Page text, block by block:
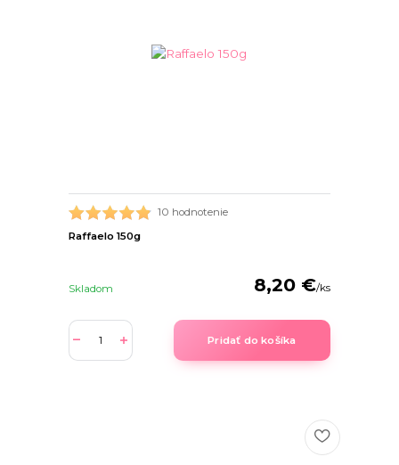
10 hodnotenie
Raffaelo 150g
8,20 €/ks
Skladom
Pridať do košíka